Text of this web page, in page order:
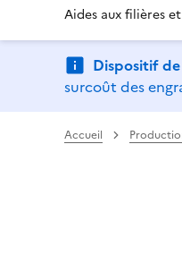
Aides aux filières
Dispositif
surcoût des
Accueil